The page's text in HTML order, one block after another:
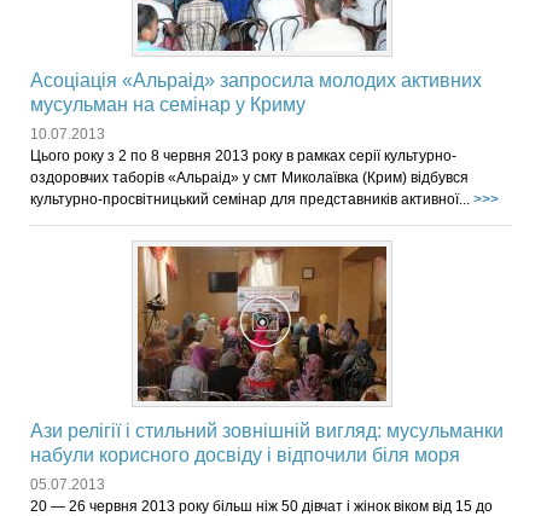
Асоціація «Альраід» запросила молодих активних
мусульман на семінар у Криму
10.07.2013
Цього року з 2 по 8 червня 2013 року в рамках серії культурно-
оздоровчих таборів «Альраід» у смт Миколаївка (Крим) відбувся
культурно-просвітницький семінар для представників активної... >>>
Ази релігії і стильний зовнішній вигляд: мусульманки
набули корисного досвіду і відпочили біля моря
05.07.2013
20 — 26 червня 2013 року більш ніж 50 дівчат і жінок віком від 15 до